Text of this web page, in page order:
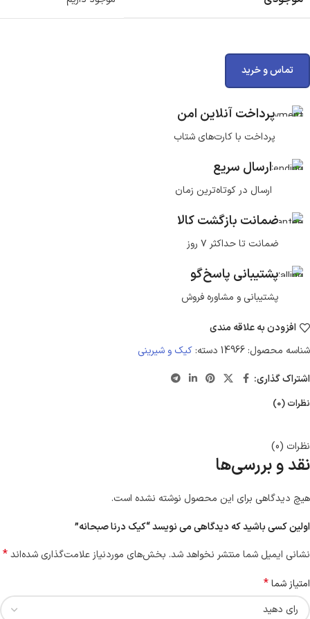
تماس و خرید
پرداخت آنلاین امن
پرداخت با کارت‌های شتاب
ارسال سریع
ارسال در کوتاه‌ترین زمان
ضمانت بازگشت کالا
ضمانت تا حداکثر ۷ روز
پشتیبانی پاسخ‌گو
پشتیبانی و مشاوره فروش
افزودن به علاقه مندی
شناسه محصول: 14966 دسته: کیک و شیرینی
اشتراک گذاری:
نظرات (0)
نظرات (0)
نقد و بررسی‌ها
هیچ دیدگاهی برای این محصول نوشته نشده است.
اولین کسی باشید که دیدگاهی می نویسد “کیک درنا صبحانه”
نشانی ایمیل شما منتشر نخواهد شد. بخش‌های موردنیاز علامت‌گذاری شده‌اند*
امتیاز شما*